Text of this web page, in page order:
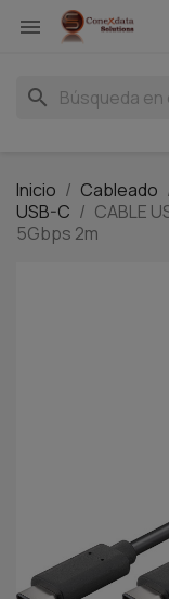

search
Inicio Cableado
USB-C
CABLE
5Gbps 2m